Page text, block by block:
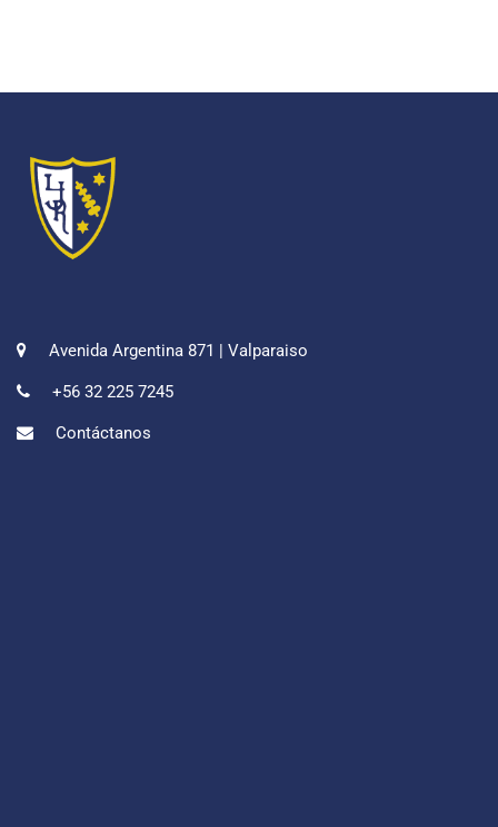
Avenida Argentina 871 | Valparaiso
+56 32 225 7245
Contáctanos